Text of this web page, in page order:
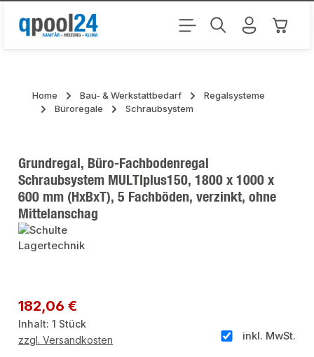
Zum Hauptinhalt springen
Home Bau- & Werkstattbedarf
Regalsysteme
Büroregale
Schraubsystem
Grundregal, Büro-Fachbodenregal
Schraubsystem MULTIplus150, 1800 x 1000 x
600 mm (HxBxT), 5 Fachböden, verzinkt, ohne
Mittelanschag
Regulärer Preis:
182,06 €
Inhalt:1 Stück
inkl. MwSt.
zzgl. Versandkosten